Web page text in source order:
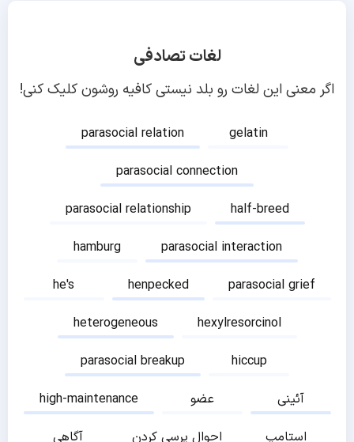
لغات تصادفی
اگر معنی این لغات رو بلد نیستی کافیه روشون کلیک کنی!
parasocial relation
gelatin
parasocial connection
parasocial relationship
half-breed
hamburg
parasocial interaction
he's
henpecked
parasocial grief
heterogeneous
hexylresorcinol
parasocial breakup
hiccup
high-maintenance
عضو
آئینی
آگاهی
احوال پرسی کردن
استامپ